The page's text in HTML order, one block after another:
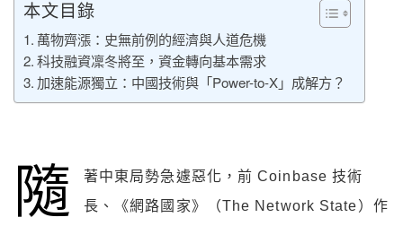
本文目錄
萬物齊漲：史無前例的經濟與人道危機
科技融資凜冬將至，資金轉向基本需求
加速能源獨立：中國技術與「Power-to-X」成解方？
隨
著中東局勢急遽惡化，前 Coinbase 技術
長、《網路國家》（The Network State）作